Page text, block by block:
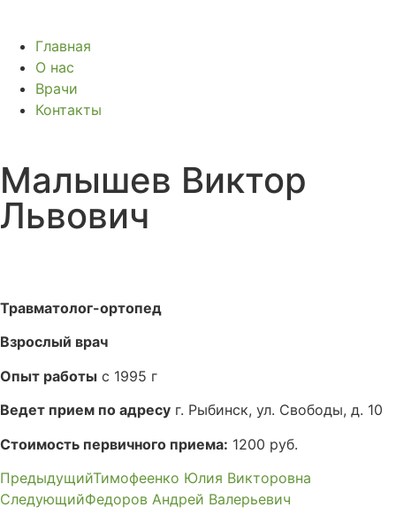
Главная
О нас
Врачи
Контакты
Малышев Виктор
Львович
Травматолог-ортопед
Взрослый врач
Опыт работы с 1995 г
Ведет прием по адресу г. Рыбинск, ул. Свободы, д. 10
Стоимость первичного приема: 1200 руб.
ПредыдущийТимофеенко Юлия Викторовна
СледующийФедоров Андрей Валерьевич